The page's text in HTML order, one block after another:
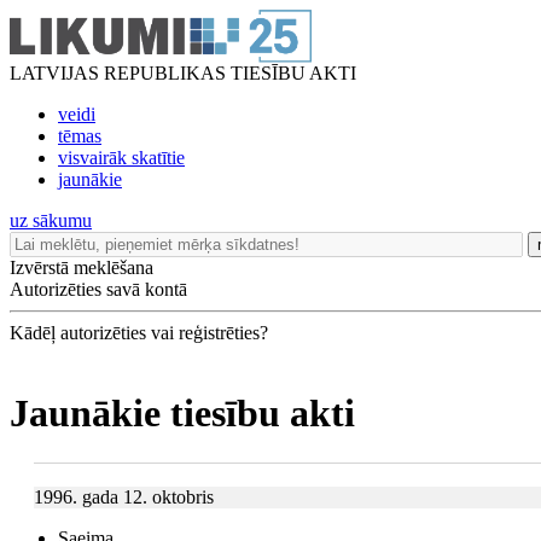
LATVIJAS REPUBLIKAS TIESĪBU AKTI
veidi
tēmas
visvairāk skatītie
jaunākie
uz sākumu
Izvērstā meklēšana
Autorizēties savā kontā
Kādēļ autorizēties vai reģistrēties?
Jaunākie tiesību akti
1996. gada 12. oktobris